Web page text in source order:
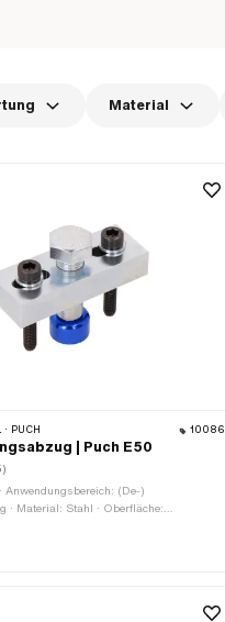
Material
· PUCH 10086
| Puch E50
Anwendungsbereich: (De-)
· Material: Stahl · Oberfläche: